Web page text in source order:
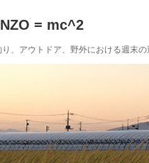
= mc^2
、アウトドア、野外における週末